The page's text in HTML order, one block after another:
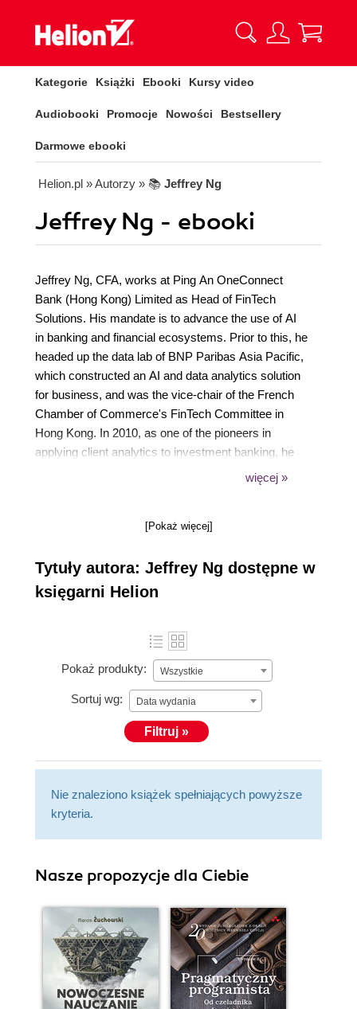
Kategorie Książki Ebooki Kursy video
Audiobooki Promocje Nowości Bestsellery
Darmowe ebooki
Helion.pl » Autorzy » 📚 Jeffrey Ng
Jeffrey Ng - ebooki
Jeffrey Ng, CFA, works at Ping An OneConnect
Bank (Hong Kong) Limited as Head of FinTech
Solutions. His mandate is to advance the use of AI
in banking and financial ecosystems. Prior to this, he
headed up the data lab of BNP Paribas Asia Pacific,
which constructed an AI and data analytics solution
for business, and was the vice-chair of the French
Chamber of Commerce's FinTech Committee in
Hong Kong. In 2010, as one of the pioneers in
applying client analytics to investment banking, he
built the analytics team for the bank. He has
graduated from Hong Kong Polytechnic University in
finance from the Chinese University of Hong Kong.
więcej »
[Pokaż więcej]
Tytuły autora: Jeffrey Ng dostępne w
księgarni Helion
Pokaż produkty: Wszystkie
Sortuj wg: Data wydania
Filtruj »
Nie znaleziono książek spełniających powyższe
kryteria.
Nasze propozycje dla Ciebie